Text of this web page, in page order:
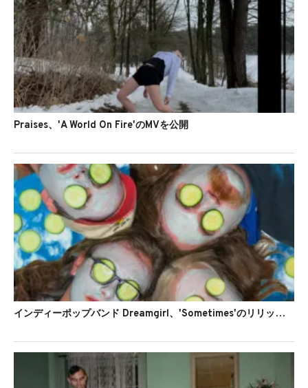
Praises、'A World On Fire'のMVを公開
インディーポップバンド Dreamgirl、'Sometimes'のリリックビデオを公開